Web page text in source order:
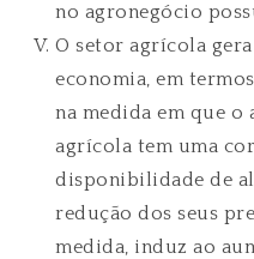
no agronegócio
O setor agrícola
economia, em
na medida em que
agrícola tem uma
disponibilidade de
redução dos seus
medida, induz ao